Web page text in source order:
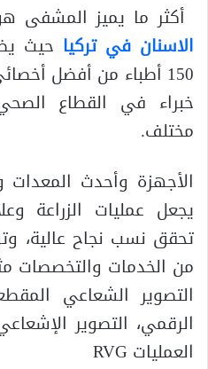
أكثر ما يميز المشفى
الاسنان في تركيا حيث
مختلف.
الأجهزة وأحدث المعدات
يجعل عمليات الزراعة
تحقق نسب نجاح عالية،
من الخدمات والتخصصات
التصوير الشعاعي
الرقمي، التصوير
العمليات RVG